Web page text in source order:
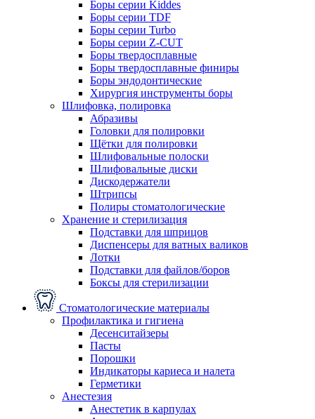
Боры серии Kiddes
Боры серии TDF
Боры серии Turbo
Боры серии Z-CUT
Боры твердосплавные
Боры твердосплавные финиры
Боры эндодонтические
Хирургия инструменты боры
Шлифовка, полировка
Абразивы
Головки для полировки
Щётки для полировки
Шлифовальные полоски
Шлифовальные диски
Дискодержатели
Штрипсы
Полиры стоматологические
Хранение и стерилизация
Подставки для шприцов
Диспенсеры для ватных валиков
Лотки
Подставки для файлов/боров
Боксы для стерилизации
Стоматологические материалы
Профилактика и гигиена
Десенситайзеры
Пасты
Порошки
Индикаторы кариеса и налета
Герметики
Анестезия
Анестетик в карпулах